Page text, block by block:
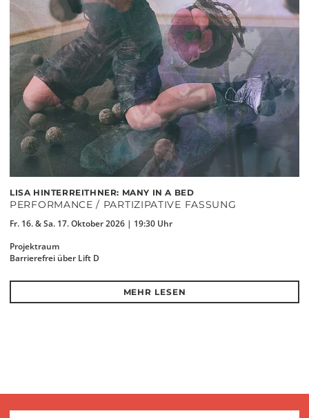
LISA HINTERREITHNER: MANY IN A BED
PERFORMANCE / PARTIZIPATIVE FASSUNG
Fr. 16. & Sa. 17. Oktober 2026 | 19:30 Uhr
Projektraum
Barrierefrei über Lift D
MEHR LESEN